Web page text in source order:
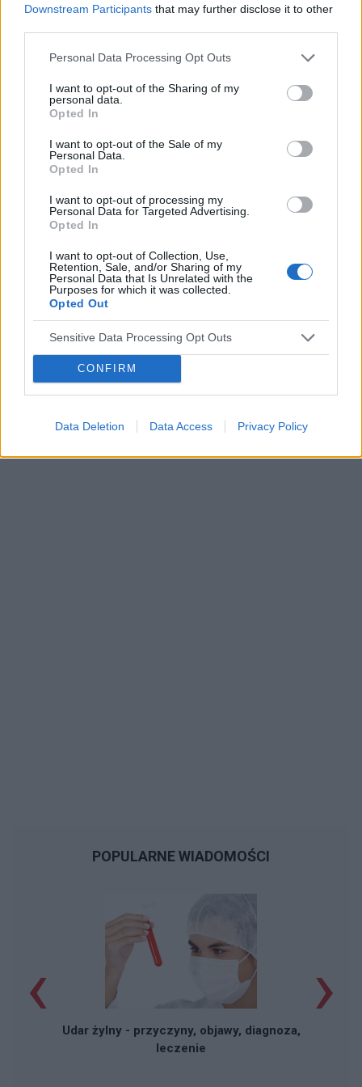
Downstream Participants that may further disclose it to other
Personal Data Processing Opt Outs
I want to opt-out of the Sharing of my
personal data.
Opted In
I want to opt-out of the Sale of my
Personal Data.
Opted In
I want to opt-out of processing my
Personal Data for Targeted Advertising.
Opted In
I want to opt-out of Collection, Use,
Retention, Sale, and/or Sharing of my
Personal Data that Is Unrelated with the
Purposes for which it was collected.
Opted Out
Sensitive Data Processing Opt Outs
CONFIRM
Data Deletion Data Access Privacy Policy
Czosnek - bezcenne dobrodziejstwo natury
Reklama:
POPULARNE WIADOMOŚCI
Udar żylny - przyczyny, objawy, diagnoza,
leczenie
‹ ›